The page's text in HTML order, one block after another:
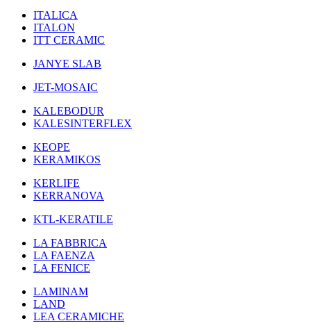
ITALICA
ITALON
ITT CERAMIC
JANYE SLAB
JET-MOSAIC
KALEBODUR
KALESINTERFLEX
KEOPE
KERAMIKOS
KERLIFE
KERRANOVA
KTL-KERATILE
LA FABBRICA
LA FAENZA
LA FENICE
LAMINAM
LAND
LEA CERAMICHE